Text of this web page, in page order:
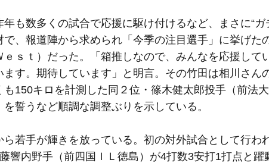
も数多くの試合で応援に駆け付けるなど、まさに“ガ
、報道陣から求められ「今季の注目選手」に挙げた
ｓｔ）だった。「箱推しなので、みんなを応援して
す。期待しています」と明言。その竹田は相川さん
150キロを計測した同２位・篠木健太郎投手（前法
誓うなど順調な調整ぶりを示している。
若手が輝きを放っている。初の対外試合として行わ
響内野手（前四国ＩＬ徳島）が4打数3安打1打点と躍